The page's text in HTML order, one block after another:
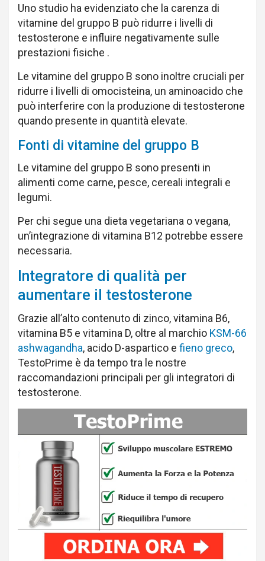
Uno studio ha evidenziato che la carenza di
vitamine del gruppo B può ridurre i livelli di
testosterone e influire negativamente sulle
prestazioni fisiche .
Le vitamine del gruppo B sono inoltre cruciali per
ridurre i livelli di omocisteina, un aminoacido che
può interferire con la produzione di testosterone
quando presente in quantità elevate.
Fonti di vitamine del gruppo B
Le vitamine del gruppo B sono presenti in
alimenti come carne, pesce, cereali integrali e
legumi.
Per chi segue una dieta vegetariana o vegana,
un’integrazione di vitamina B12 potrebbe essere
necessaria.
Integratore di qualità per
aumentare il testosterone
Grazie all’alto contenuto di zinco, vitamina B6,
vitamina B5 e vitamina D, oltre al marchio KSM-66
ashwagandha, acido D-aspartico e fieno greco,
TestoPrime è da tempo tra le nostre
raccomandazioni principali per gli integratori di
testosterone.